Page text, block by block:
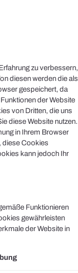
zu verbessern,
diesen werden die als
gespeichert, da
der Website
von Dritten, die uns
diese Website nutzen.
in Ihrem Browser
diese Cookies
kann jedoch Ihr
Funktionieren
gewährleisten
der Website in